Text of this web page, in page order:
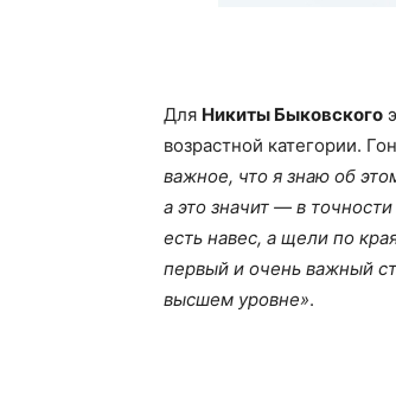
Для Никиты Быковского
возрастной категории.
важное, что я знаю об
а это значит — в
есть навес, а щели по
первый и очень важный
высшем уровне».